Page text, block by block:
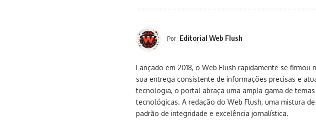
Por Editorial Web Flush
Lançado em 2018, o Web Flush rapidamente se
sua entrega consistente de informações precisas e
tecnologia, o portal abraça uma ampla gama de
tecnológicas. A redação do Web Flush, uma mistura
padrão de integridade e excelência jornalística.